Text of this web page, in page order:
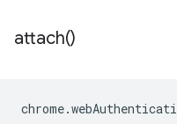
attach()
chrome.